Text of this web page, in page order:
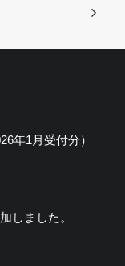
年1月受付分）
しました。